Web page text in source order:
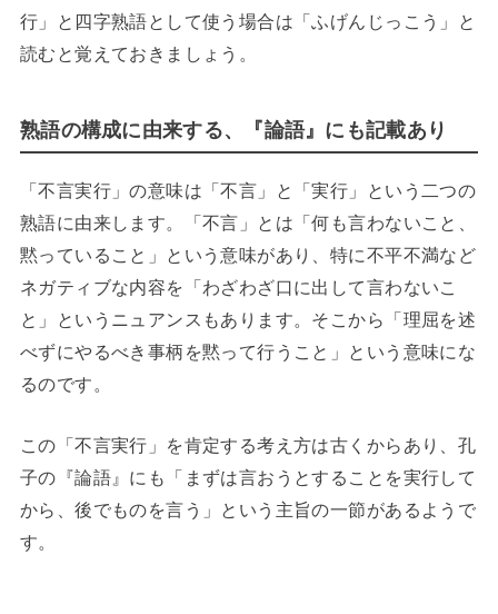
行」と四字熟語として使う場合は「ふげんじっこう」と
読むと覚えておきましょう。
熟語の構成に由来する、『論語』にも記載あり
「不言実行」の意味は「不言」と「実行」という二つの
熟語に由来します。「不言」とは「何も言わないこと、
黙っていること」という意味があり、特に不平不満など
ネガティブな内容を「わざわざ口に出して言わないこ
と」というニュアンスもあります。そこから「理屈を述
べずにやるべき事柄を黙って行うこと」という意味にな
るのです。
この「不言実行」を肯定する考え方は古くからあり、孔
子の『論語』にも「まずは言おうとすることを実行して
から、後でものを言う」という主旨の一節があるようで
す。